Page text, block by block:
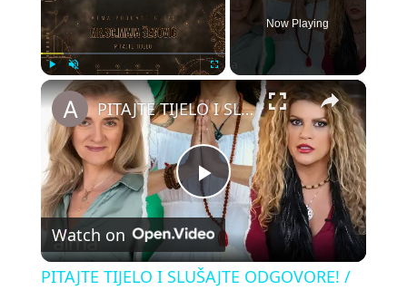
Play Unmute Fullscreen
Now Playing
×
P
l
PITAJTE TIJELO I SLUŠAJTE ODGOVORE! / MR. SC. MAJA ŠEGOVIĆ KLIP
Watch on
PITAJTE TIJELO I SLUŠAJTE ODGOVORE! /